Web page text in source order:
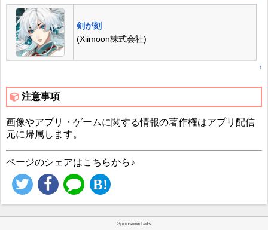
剣が刻
(Xiimoon株式会社)
↑
注意事項
画像やアプリ・ゲームに関する情報の著作権はアプリ配信
元に帰属します。
ページのシェアはこちらから♪
Sponsored ads